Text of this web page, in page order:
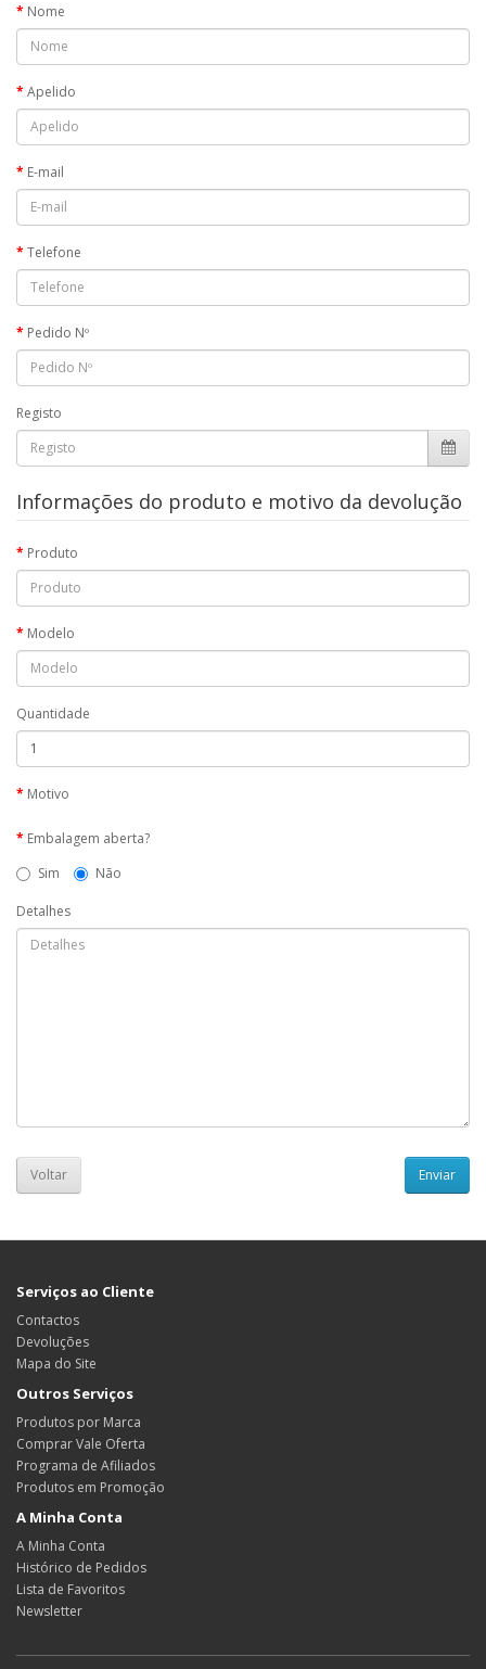
Nome
Apelido
E-mail
Telefone
Pedido Nº
Registo
Informações do produto e motivo da devolução
Produto
Modelo
Quantidade
Motivo
Embalagem aberta?
Sim
Não
Detalhes
Voltar
Serviços ao Cliente
Contactos
Devoluções
Mapa do Site
Outros Serviços
Produtos por Marca
Comprar Vale Oferta
Programa de Afiliados
Produtos em Promoção
A Minha Conta
A Minha Conta
Histórico de Pedidos
Lista de Favoritos
Newsletter